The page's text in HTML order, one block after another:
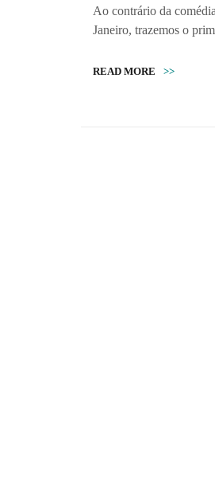
Ao contrário da
Janeiro, trazemos o
READ MORE >>